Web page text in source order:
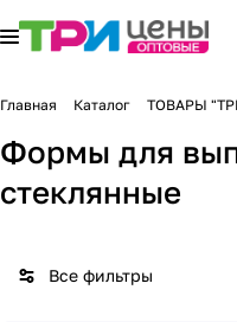
Главная Каталог ТОВАРЫ
Формы для
стеклянные
Все фильтры